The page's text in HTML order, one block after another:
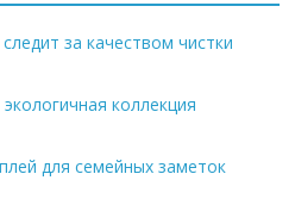
за качеством чистки
коллекция
для семейных заметок